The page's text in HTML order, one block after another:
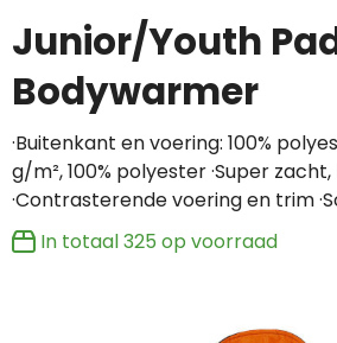
Badges & Pins
Promotietextiel
Sportkleding
Junior/Youth
Bodywarmer
·Buitenkant en voering: 100%
g/m², 100% polyester ·Super
·Contrasterende voering en trim
In totaal325 op voorraad